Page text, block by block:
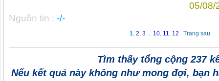
05/08/
Nguồn tin : -/-
1, 2, 3 ... 10, 11, 12 Trang sau
Tìm thấy tổng cộng 237
Nếu kết quả này không như mong đợi, bạn